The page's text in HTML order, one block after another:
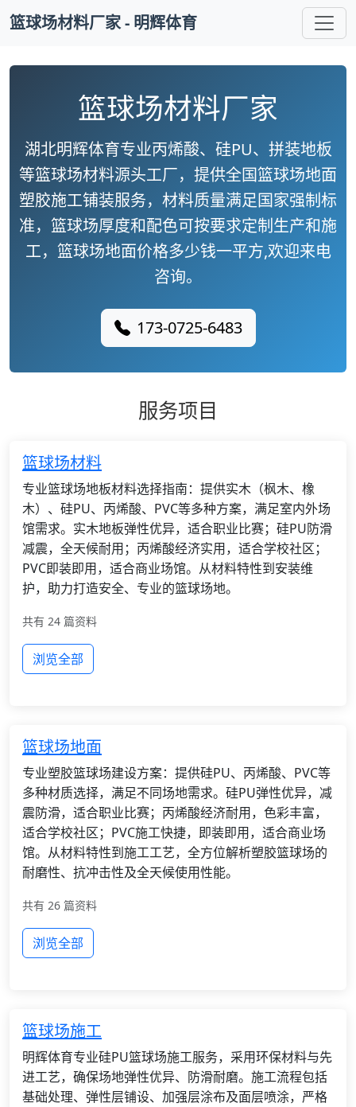
篮球场材料厂家 - 明辉体育
篮球场材料厂家
湖北明辉体育专业丙烯酸、硅PU、拼装地板
等篮球场材料源头工厂，提供全国篮球场地面
塑胶施工铺装服务，材料质量满足国家强制标
准，篮球场厚度和配色可按要求定制生产和施
工，篮球场地面价格多少钱一平方,欢迎来电
咨询。
173-0725-6483
服务项目
篮球场材料
专业篮球场地板材料选择指南：提供实木（枫木、橡
木）、硅PU、丙烯酸、PVC等多种方案，满足室内外场
馆需求。实木地板弹性优异，适合职业比赛；硅PU防滑
减震，全天候耐用；丙烯酸经济实用，适合学校社区；
PVC即装即用，适合商业场馆。从材料特性到安装维
护，助力打造安全、专业的篮球场地。
共有 24 篇资料
浏览全部
篮球场地面
专业塑胶篮球场建设方案：提供硅PU、丙烯酸、PVC等
多种材质选择，满足不同场地需求。硅PU弹性优异，减
震防滑，适合职业比赛；丙烯酸经济耐用，色彩丰富，
适合学校社区；PVC施工快捷，即装即用，适合商业场
馆。从材料特性到施工工艺，全方位解析塑胶篮球场的
耐磨性、抗冲击性及全天候使用性能。
共有 26 篇资料
浏览全部
篮球场施工
明辉体育专业硅PU篮球场施工服务，采用环保材料与先
进工艺，确保场地弹性优异、防滑耐磨。施工流程包括
基础处理、弹性层铺设、加强层涂布及面层喷涂，严格